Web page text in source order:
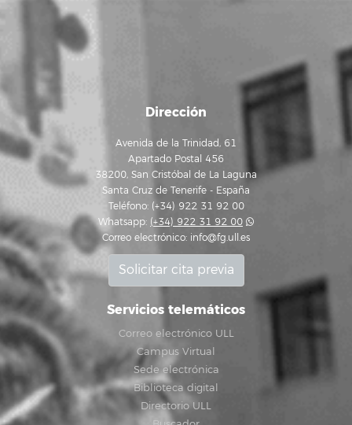
Dirección
Avenida de la Trinidad, 61
Apartado Postal 456
38200, San Cristóbal de La Laguna
Santa Cruz de Tenerife - España
Teléfono: (+34) 922 31 92 00
Whatsapp: (+34) 922 31 92 00
Correo electrónico: info@fg.ull.es
Solicitar cita previa
Servicios telemáticos
Correo electrónico ULL
Campus Virtual
Sede electrónica
Biblioteca digital
Directorio ULL